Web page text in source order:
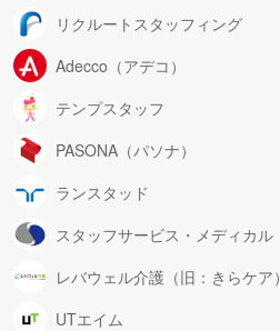
リクルートスタッフィング
Adecco（アデコ）
テンプスタッフ
PASONA（パソナ）
ランスタッド
スタッフサービス・メディカル
レバウェル介護（旧：きらケア）
UTエイム